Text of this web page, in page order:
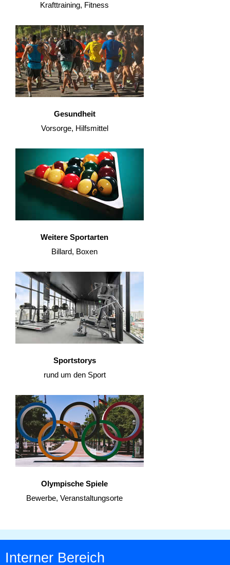
Krafttraining, Fitness
Gesundheit
Vorsorge, Hilfsmittel
Weitere Sportarten
Billard, Boxen
Sportstorys
rund um den Sport
Olympische Spiele
Bewerbe, Veranstaltungsorte
Interner Bereich